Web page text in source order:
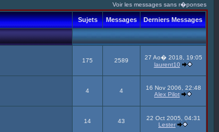
Voir les messages sans r�ponses
Sujets Messages Derniers Messages
175 2589
27 Ao� 2018, 19:05
laurent10
4 4
16 Nov 2006, 22:48
Alex Pilot
14 43
22 Oct 2005, 04:31
Lester